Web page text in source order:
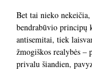
Bet tai nieko
bendrabūvio principų
antisemitai, tiek
žmogiškos realybės
privalu šiandien,